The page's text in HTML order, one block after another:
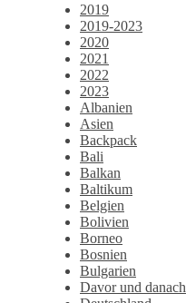
2019
2019-2023
2020
2021
2022
2023
Albanien
Asien
Backpack
Bali
Balkan
Baltikum
Belgien
Bolivien
Borneo
Bosnien
Bulgarien
Davor und danach